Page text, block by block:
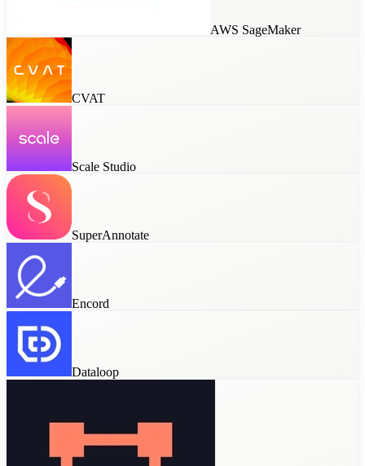
AWS SageMaker
CVAT
Scale Studio
SuperAnnotate
Encord
Dataloop